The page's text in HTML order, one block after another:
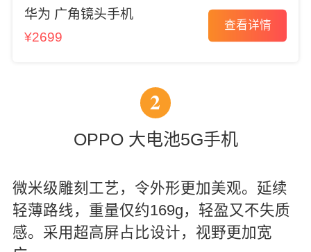
华为 广角镜头手机
¥2699
查看详情
2
OPPO 大电池5G手机
微米级雕刻工艺，令外形更加美观。延续
轻薄路线，重量仅约169g，轻盈又不失质
感。采用超高屏占比设计，视野更加宽